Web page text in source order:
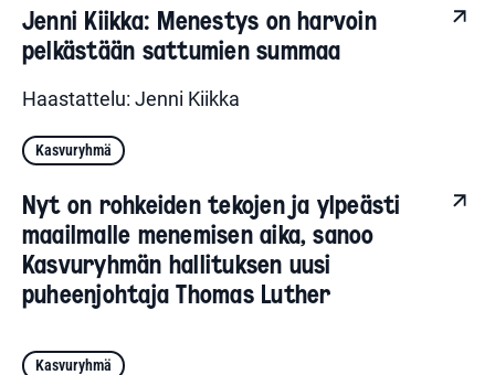
Jenni Kiikka: Menestys on harvoin
pelkästään sattumien summaa
Haastattelu: Jenni Kiikka
Kasvuryhmä
Nyt on rohkeiden tekojen ja ylpeästi
maailmalle menemisen aika, sanoo
Kasvuryhmän hallituksen uusi
puheenjohtaja Thomas Luther
Kasvuryhmä